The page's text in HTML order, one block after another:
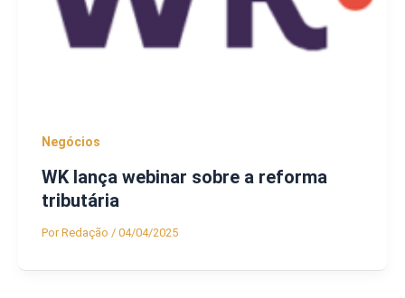
Negócios
WK lança webinar sobre a reforma
tributária
PorRedação / 04/04/2025